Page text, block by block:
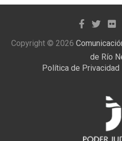
Copyright © 2026
de Río
Política de Privacidad